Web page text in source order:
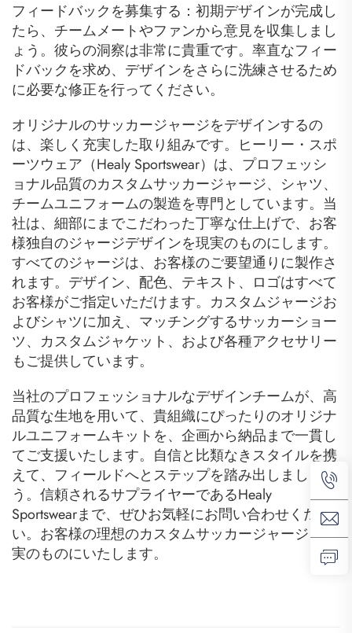
フィードバックを募集する：初期デザインが完成し
たら、チームメートやファンから意見を収集しまし
ょう。彼らの洞察は非常に貴重です。率直なフィー
ドバックを求め、デザインをさらに洗練させるため
に必要な修正を行ってください。
オリジナルのサッカージャージをデザインするの
は、楽しく充実した取り組みです。ヒーリー・スポ
ーツウェア（Healy Sportswear）は、プロフェッシ
ョナル品質のカスタムサッカージャージ、シャツ、
チームユニフォームの製造を専門としています。当
社は、細部にまでこだわった丁寧な仕上げで、お客
様独自のジャージデザインを現実のものにします。
すべてのジャージは、お客様のご要望通りに製作さ
れます。デザイン、配色、テキスト、ロゴはすべて
お客様がご指定いただけます。カスタムジャージお
よびシャツに加え、マッチングするサッカーショー
ツ、カスタムジャケット、および各種アクセサリー
もご提供しています。
当社のプロフェッショナルなデザインチームが、高
品質な生地を用いて、貴組織にぴったりのオリジナ
ルユニフォームキットを、企画から納品まで一貫し
てご支援いたします。自信と比類なきスタイルを携
えて、フィールドへとステップを踏み出しましょ
う。信頼されるサプライヤーであるHealy
Sportswearまで、ぜひお気軽にお問い合わせくださ
い。お客様の理想のカスタムサッカージャージを現
実のものにいたします。